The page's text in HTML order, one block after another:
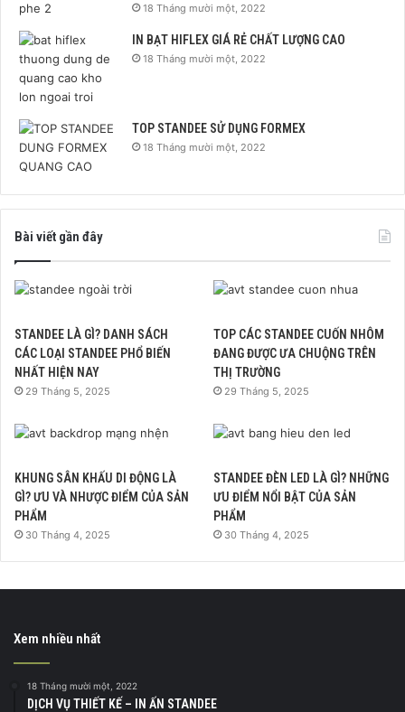
18 Tháng mười một, 2022
IN BẠT HIFLEX GIÁ RẺ CHẤT LƯỢNG CAO
18 Tháng mười một, 2022
TOP STANDEE SỬ DỤNG FORMEX
18 Tháng mười một, 2022
Bài viết gần đây
STANDEE LÀ GÌ? DANH SÁCH
CÁC LOẠI STANDEE PHỔ BIẾN
NHẤT HIỆN NAY
29 Tháng 5, 2025
TOP CÁC STANDEE CUỐN NHÔM
ĐANG ĐƯỢC ƯA CHUỘNG TRÊN
THỊ TRƯỜNG
29 Tháng 5, 2025
KHUNG SÂN KHẤU DI ĐỘNG LÀ
GÌ? ƯU VÀ NHƯỢC ĐIỂM CỦA SẢN
PHẨM
30 Tháng 4, 2025
STANDEE ĐÈN LED LÀ GÌ? NHỮNG
ƯU ĐIỂM NỔI BẬT CỦA SẢN
PHẨM
30 Tháng 4, 2025
Xem nhiều nhất
18 Tháng mười một, 2022
DỊCH VỤ THIẾT KẾ – IN ẤN STANDEE